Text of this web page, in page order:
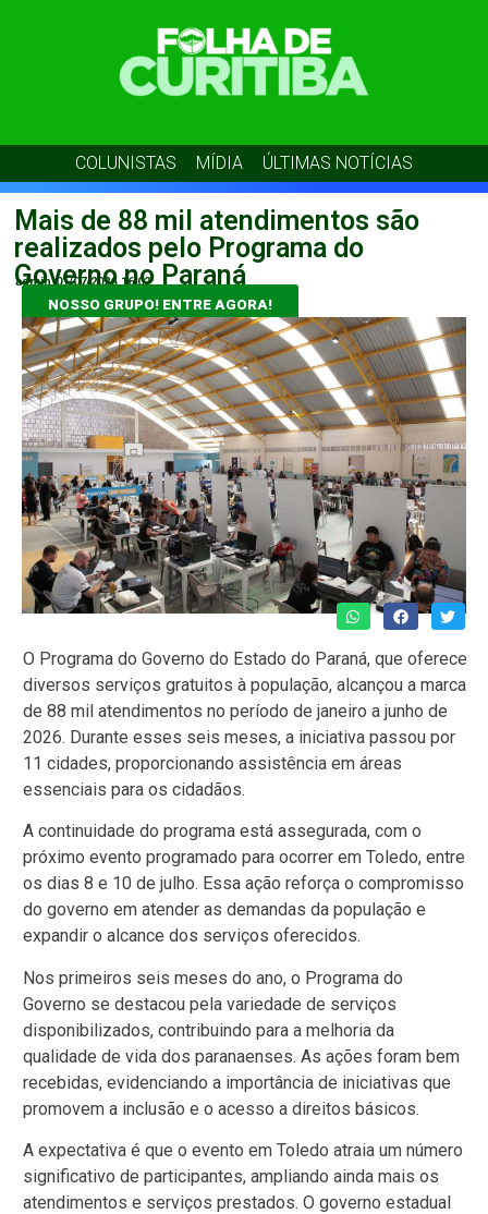
COLUNISTAS MÍDIA ÚLTIMAS NOTÍCIAS
Mais de 88 mil atendimentos são
realizados pelo Programa do
Governo no Paraná
admin 01/07/2026 16:02
NOSSO GRUPO! ENTRE AGORA!
O Programa do Governo do Estado do Paraná, que oferece
diversos serviços gratuitos à população, alcançou a marca
de 88 mil atendimentos no período de janeiro a junho de
2026. Durante esses seis meses, a iniciativa passou por
11 cidades, proporcionando assistência em áreas
essenciais para os cidadãos.
A continuidade do programa está assegurada, com o
próximo evento programado para ocorrer em Toledo, entre
os dias 8 e 10 de julho. Essa ação reforça o compromisso
do governo em atender as demandas da população e
expandir o alcance dos serviços oferecidos.
Nos primeiros seis meses do ano, o Programa do
Governo se destacou pela variedade de serviços
disponibilizados, contribuindo para a melhoria da
qualidade de vida dos paranaenses. As ações foram bem
recebidas, evidenciando a importância de iniciativas que
promovem a inclusão e o acesso a direitos básicos.
A expectativa é que o evento em Toledo atraia um número
significativo de participantes, ampliando ainda mais os
atendimentos e serviços prestados. O governo estadual